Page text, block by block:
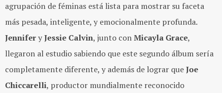
agrupación de féminas está lista para mostrar su faceta
más pesada, inteligente, y emocionalmente profunda.
JenniferyJessie Calvin, junto conMicayla Grace,
llegaron al estudio sabiendo que este segundo álbum sería
completamente diferente, y además de lograr queJoe
Chiccarelli, productor mundialmente reconocido